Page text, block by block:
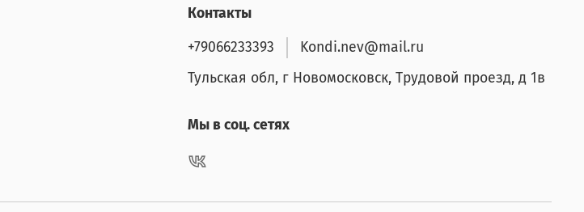
Контакты
+79066233393
Kondi.nev@mail.ru
Тульская обл, г Новомосковск, Трудовой проезд, д 1в
Мы в соц. сетях